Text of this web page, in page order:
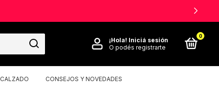
¡Hola! Iniciá sesión
O podés registrarte
0
CALZADO CONSEJOS Y NOVEDADES